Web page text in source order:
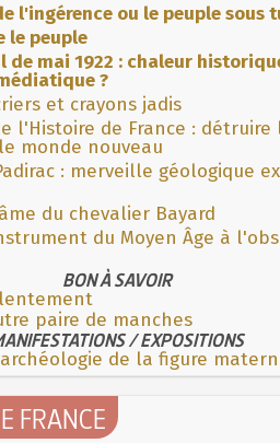
l'ingérence ou le peuple sous
le peuple
de mai 1922 : chaleur
?
et crayons jadis
l'Histoire de France : détruire
monde nouveau
: merveille géologique
du chevalier Bayard
du Moyen Âge à
BON À SAVOIR
paire de manches
/ EXPOSITIONS
de la figure
FRANCE